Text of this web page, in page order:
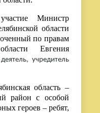
Министр
области
по правам
Евгения
учредитель
область –
район с особой
героев – ребят,